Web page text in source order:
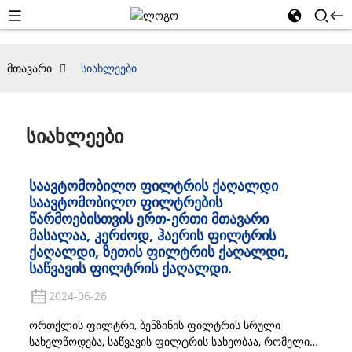
Მთავარი Სიახლეები
Სიახლეები
Საავტომობილო Ფილტრის Ქაღალდი
Საავტომობილო Ფილტრების
Წარმოებისთვის Ერთ-Ერთი Მთავარი
Მასალაა, Კერძოდ, Ჰაერის Ფილტრის
Ქაღალდი, Ზეთის Ფილტრის Ქაღალდი,
Საწვავის Ფილტრის Ქაღალდი.
2024-06-26
ორთქლის ფილტრი, ბენზინის ფილტრის სრული
სახელწოდება, საწვავის ფილტრის სახეობაა, რომელიც